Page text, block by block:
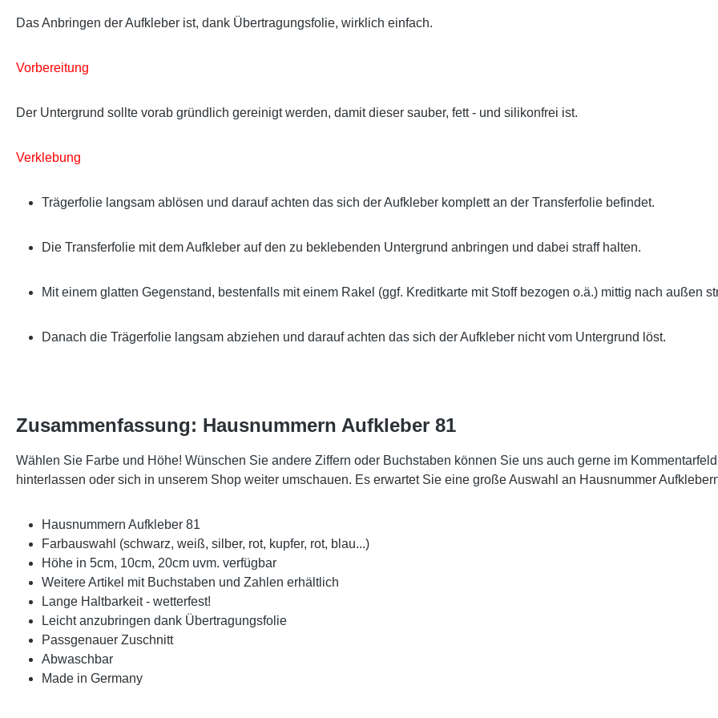
Das Anbringen der Aufkleber ist, dank Übertragungsfolie, wirklich einfach.
Vorbereitung
Der Untergrund sollte vorab gründlich gereinigt werden, damit dieser sauber, fett - und silikonfrei ist.
Verklebung
Trägerfolie langsam ablösen und darauf achten das sich der Aufkleber komplett an der Transferfolie befindet.
Die Transferfolie mit dem Aufkleber auf den zu beklebenden Untergrund anbringen und dabei straff halten.
Mit einem glatten Gegenstand, bestenfalls mit einem Rakel (ggf. Kreditkarte mit Stoff bezogen o.ä.) mittig nach außen
Danach die Trägerfolie langsam abziehen und darauf achten das sich der Aufkleber nicht vom Untergrund löst.
Zusammenfassung: Hausnummern Aufkleber 81
Wählen Sie Farbe und Höhe! Wünschen Sie andere Ziffern oder Buchstaben können Sie uns auch gerne im
hinterlassen oder sich in unserem Shop weiter umschauen. Es erwartet Sie eine große Auswahl an Hausnummer
Hausnummern Aufkleber 81
Farbauswahl (schwarz, weiß, silber, rot, kupfer, rot, blau...)
Höhe in 5cm, 10cm, 20cm uvm. verfügbar
Weitere Artikel mit Buchstaben und Zahlen erhältlich
Lange Haltbarkeit - wetterfest!
Leicht anzubringen dank Übertragungsfolie
Passgenauer Zuschnitt
Abwaschbar
Made in Germany